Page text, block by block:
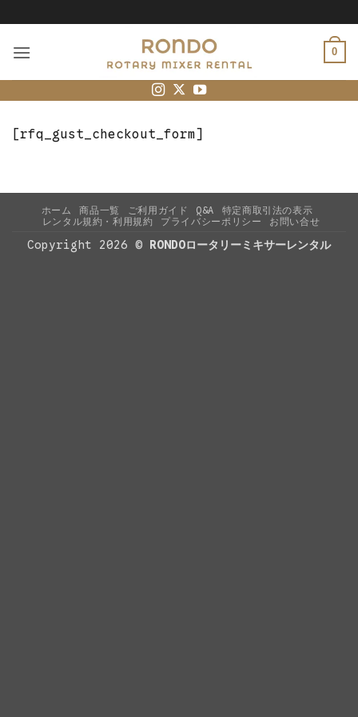
to
content
0
[rfq_gust_checkout_form]
ホーム 商品一覧 ご利用ガイド Q&A
特定商取引法の表示
レンタル規約・利用規約
プライバシーポリシー お問い合せ
Copyright 2026 © RONDOロータリーミキサーレンタル